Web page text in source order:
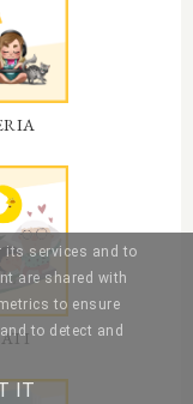
its services and to
are shared with
to ensure
to detect and
IT